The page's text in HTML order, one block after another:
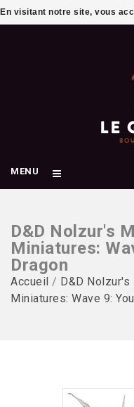
MENU
D&D Nolzur's
Miniatures:
Dragon
Accueil / D&D Nolzur's
Miniatures: Wave 9:
En visitant notre site, vous